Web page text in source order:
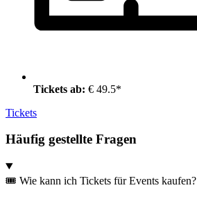
Tickets ab: € 49.5*
Tickets
Häufig gestellte Fragen
🎟️ Wie kann ich Tickets für Events kaufen?